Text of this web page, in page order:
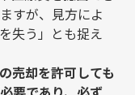
すが、見方によ
失う」とも捉え
売却を許可しても